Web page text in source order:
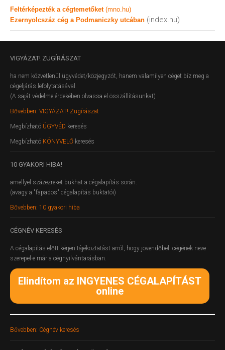
Feltérképezték a cégtemetőket (mno.hu)
Ezernyolcszáz cég a Podmaniczky utcában (index.hu)
VIGYÁZAT! ZUGÍRÁSZAT
ha nem közvetlenül ügyvédet/közjegyzőt, hanem valamilyen céget bíz meg a
cégeljárás lefolytatásával.
(A saját védelme érdekében olvassa el összállításunkat)
Bővebben: VIGYÁZAT! Zugírászat
Megbízható ÜGYVÉD keresés
Megbízható KÖNYVELŐ keresés
10 GYAKORI HIBA!
amellyel százezreket bukhat a cégalapítás során.
(avagy a "fapados" cégalapítás buktatói)
Bővebben: 10 gyakori hiba
CÉGNÉV KERESÉS
A cégalapítás előtt kérjen tájékoztatást arról, hogy jövendőbeli cégének neve
szerepel-e már a cégnyilvántarásban.
Elindítom az INGYENES CÉGALAPÍTÁST
online
Bővebben: Cégnév keresés